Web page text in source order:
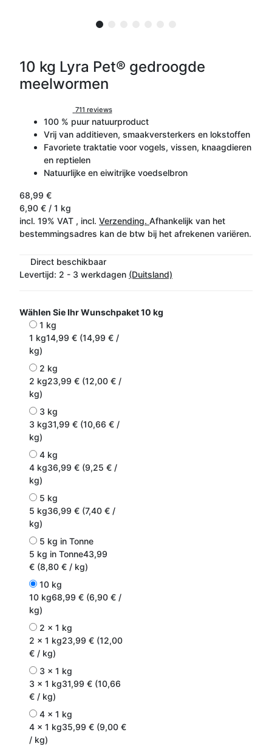
10 kg Lyra Pet® gedroogde
meelwormen
711 reviews
100 % puur natuurproduct
Vrij van additieven, smaakversterkers en lokstoffen
Favoriete traktatie voor vogels, vissen, knaagdieren
en reptielen
Natuurlijke en eiwitrijke voedselbron
68,99 €
6,90 € / 1 kg
incl. 19% VAT , incl. Verzending. Afhankelijk van het
bestemmingsadres kan de btw bij het afrekenen variëren.
Direct beschikbaar
Levertijd: 2 - 3 werkdagen (Duitsland)
Wählen Sie Ihr Wunschpaket10 kg
1 kg
1 kg14,99 € (14,99 € /
kg)
2 kg
2 kg23,99 € (12,00 € /
kg)
3 kg
3 kg31,99 € (10,66 € /
kg)
4 kg
4 kg36,99 € (9,25 € /
kg)
5 kg
5 kg36,99 € (7,40 € /
kg)
5 kg in Tonne
5 kg in Tonne43,99
€ (8,80 € / kg)
10 kg
10 kg68,99 € (6,90 € /
kg)
2 x 1 kg
2 x 1 kg23,99 € (12,00
€ / kg)
3 x 1 kg
3 x 1 kg31,99 € (10,66
€ / kg)
4 x 1 kg
4 x 1 kg35,99 € (9,00 €
/ kg)